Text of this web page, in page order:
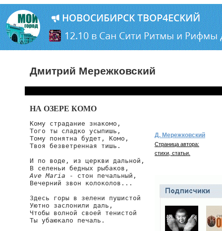
Дмитрий Мережковский
НА ОЗЕРЕ КОМО
Кому страдание знакомо,
Того ты сладко усыпишь,
Тому понятна будет, Комо,
Твоя безветренная тишь.
И по воде, из церкви дальной,
Ave Maria - стон печальный,
Вечерний звон колоколов...
Здесь горы в зелени пушистой
Уютно заслонили даль,
Чтобы волной своей тенистой
Ты убаюкало печаль.
Д. Мережковский
Страница автора:
стихи, статьи.